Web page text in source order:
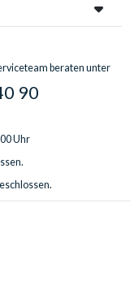
beraten unter
90
Uhr